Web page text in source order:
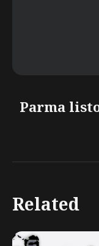
Parma
Related